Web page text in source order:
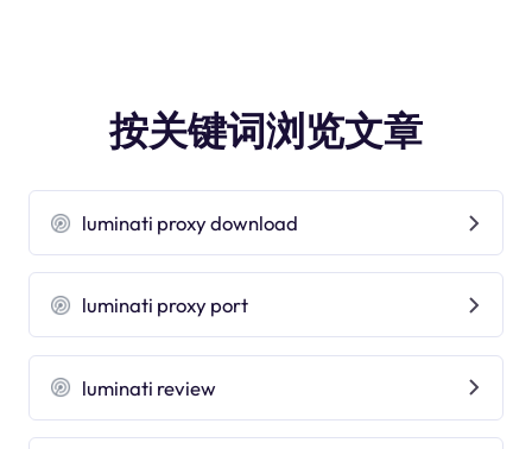
按关键词浏览文章
luminati proxy download
luminati proxy port
luminati review